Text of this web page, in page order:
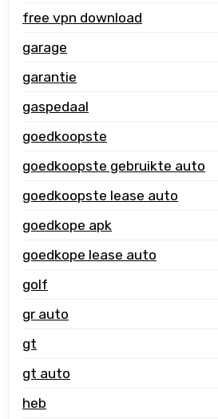
free vpn download
garage
garantie
gaspedaal
goedkoopste
goedkoopste gebruikte auto
goedkoopste lease auto
goedkope apk
goedkope lease auto
golf
gr auto
gt
gt auto
heb